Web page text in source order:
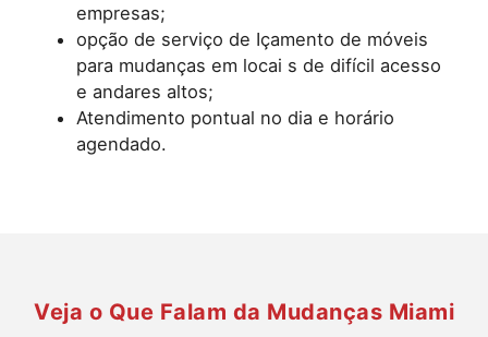
empresas;
opção de serviço de Içamento de móveis
para mudanças em locai s de difícil acesso
e andares altos;
Atendimento pontual no dia e horário
agendado.
Veja o Que Falam da Mudanças Miami